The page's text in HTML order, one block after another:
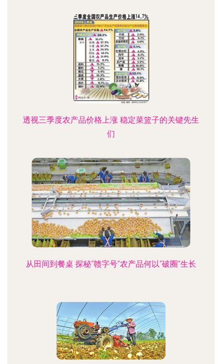
透视三季度农产品价格上涨 稳定菜篮子的关键先生
们
从田间到餐桌 探秘“赣字号”农产品何以“破圈”生长